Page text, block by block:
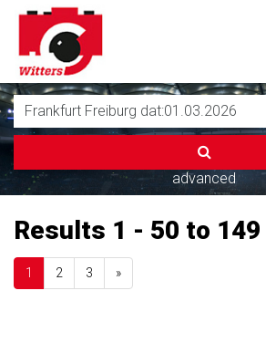
advanced
Results 1 - 50 to 149
1 2 3 »Next